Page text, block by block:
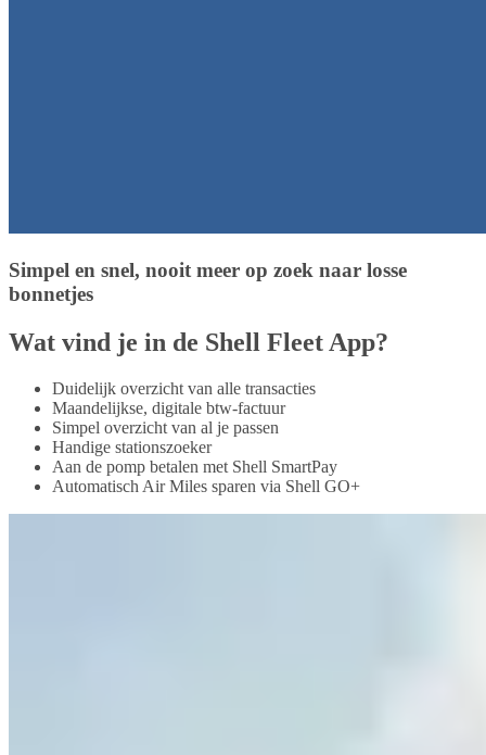
Simpel en snel, nooit meer op zoek naar losse
bonnetjes
Wat vind je in de Shell Fleet App?
Duidelijk overzicht van alle transacties
Maandelijkse, digitale btw-factuur
Simpel overzicht van al je passen
Handige stationszoeker
Aan de pomp betalen met Shell SmartPay
Automatisch Air Miles sparen via Shell GO+